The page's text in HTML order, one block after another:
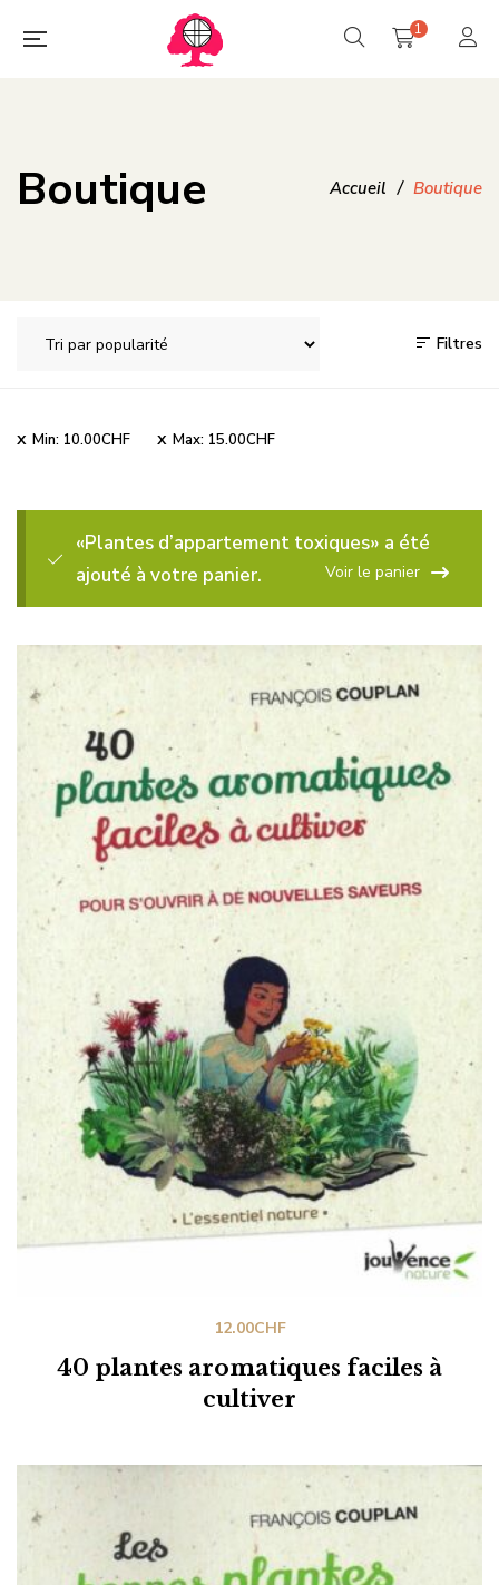
1
Boutique Accueil / Boutique
Filtres
Min: 10.00CHF Max: 15.00CHF
«Plantes d’appartement toxiques» a été
ajouté à votre panier.
Voir le panier
40 plantes aromatiques faciles à
cultiver
12.00CHF